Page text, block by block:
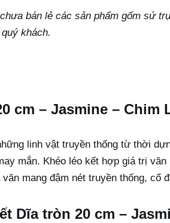
bán lẻ các sản phẩm gốm sứ
khách.
cm – Jasmine – Chim
linh vật truyền thống từ thời
mắn. Khéo léo kết hợp giá trị
mang đậm nét truyền thống, cổ
Dĩa tròn 20 cm –